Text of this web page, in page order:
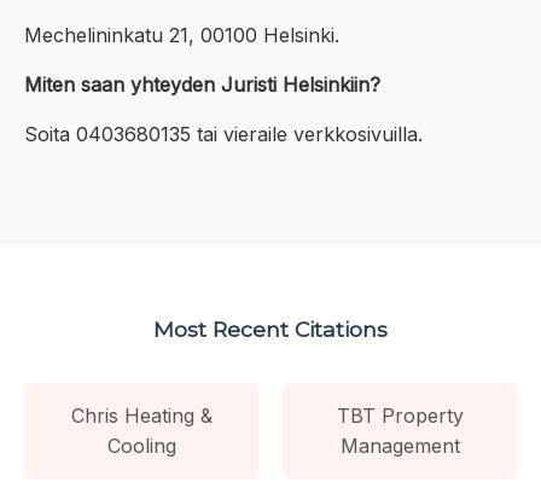
Mechelininkatu 21, 00100 Helsinki.
Miten saan yhteyden Juristi Helsinkiin?
Soita 0403680135 tai vieraile verkkosivuilla.
Most Recent Citations
Chris Heating &
Cooling
TBT Property
Management